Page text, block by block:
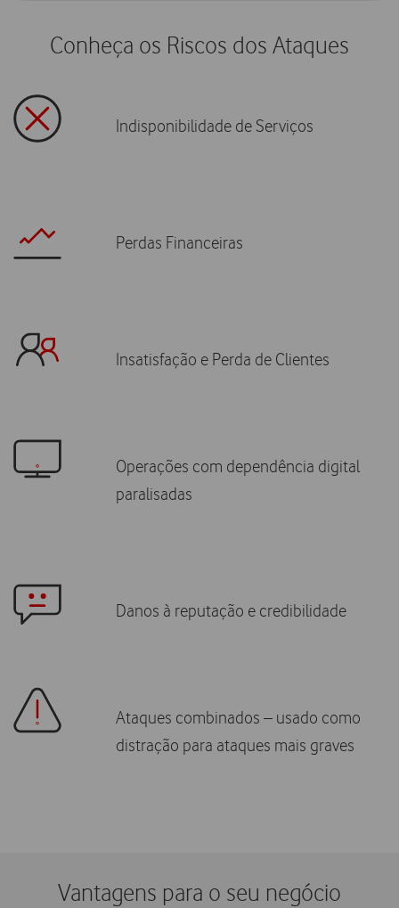
Conheça os Riscos dos Ataques
Indisponibilidade de Serviços
Perdas Financeiras
Insatisfação e Perda de Clientes
Operações com dependência digital
paralisadas
Danos à reputação e credibilidade
Ataques combinados – usado como
distração para ataques mais graves
Vantagens para o seu negócio